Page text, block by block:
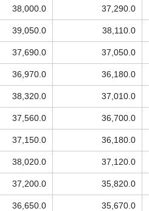
38,000.0 37,290.0
39,050.0 38,110.0
37,690.0 37,050.0
36,970.0 36,180.0
38,320.0 37,010.0
37,560.0 36,700.0
37,150.0 36,180.0
38,020.0 37,120.0
37,200.0 35,820.0
36,650.0 35,670.0